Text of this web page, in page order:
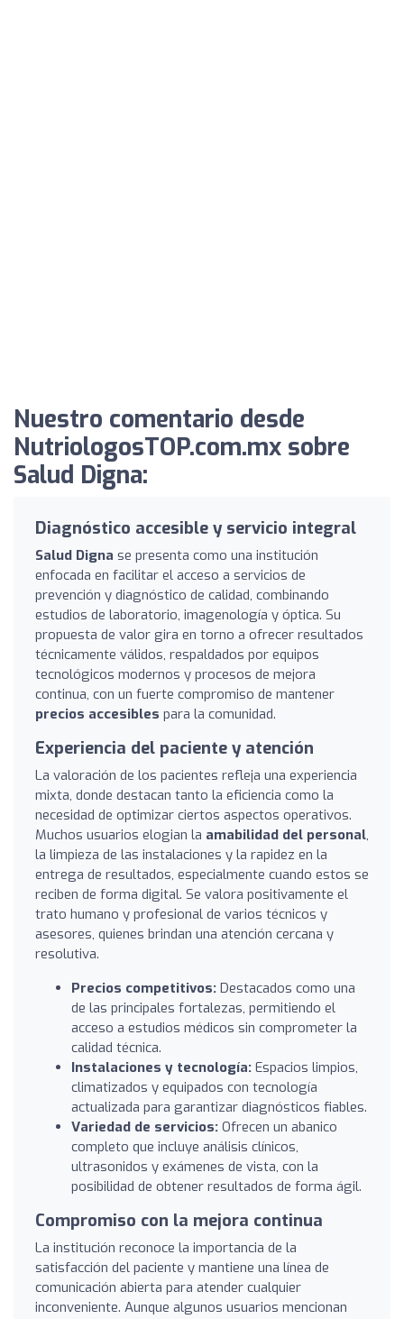
Nuestro comentario desde
NutriologosTOP.com.mx sobre
Salud Digna:
Diagnóstico accesible y servicio integral
Salud Digna se presenta como una institución
enfocada en facilitar el acceso a servicios de
prevención y diagnóstico de calidad, combinando
estudios de laboratorio, imagenología y óptica. Su
propuesta de valor gira en torno a ofrecer resultados
técnicamente válidos, respaldados por equipos
tecnológicos modernos y procesos de mejora
continua, con un fuerte compromiso de mantener
precios accesibles para la comunidad.
Experiencia del paciente y atención
La valoración de los pacientes refleja una experiencia
mixta, donde destacan tanto la eficiencia como la
necesidad de optimizar ciertos aspectos operativos.
Muchos usuarios elogian la amabilidad del personal,
la limpieza de las instalaciones y la rapidez en la
entrega de resultados, especialmente cuando estos se
reciben de forma digital. Se valora positivamente el
trato humano y profesional de varios técnicos y
asesores, quienes brindan una atención cercana y
resolutiva.
Precios competitivos: Destacados como una
de las principales fortalezas, permitiendo el
acceso a estudios médicos sin comprometer la
calidad técnica.
Instalaciones y tecnología: Espacios limpios,
climatizados y equipados con tecnología
actualizada para garantizar diagnósticos fiables.
Variedad de servicios: Ofrecen un abanico
completo que incluye análisis clínicos,
ultrasonidos y exámenes de vista, con la
posibilidad de obtener resultados de forma ágil.
Compromiso con la mejora continua
La institución reconoce la importancia de la
satisfacción del paciente y mantiene una línea de
comunicación abierta para atender cualquier
inconveniente. Aunque algunos usuarios mencionan